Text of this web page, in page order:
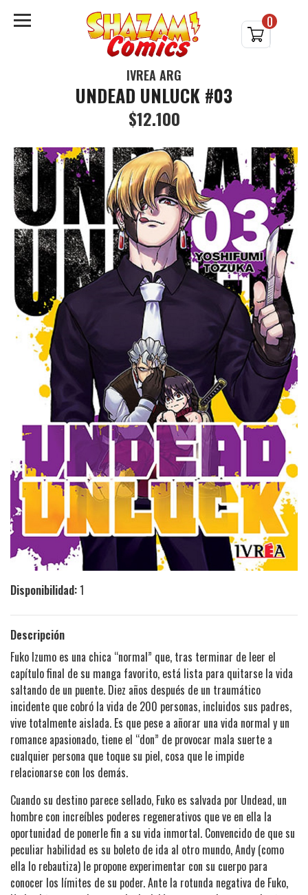
0
IVREA ARG
UNDEAD UNLUCK #03
$12.100
Disponibilidad:1
Descripción
Fuko Izumo es una chica “normal” que, tras terminar de leer el
capítulo final de su manga favorito, está lista para quitarse la vida
saltando de un puente. Diez años después de un traumático
incidente que cobró la vida de 200 personas, incluidos sus padres,
vive totalmente aislada. Es que pese a añorar una vida normal y un
romance apasionado, tiene el “don” de provocar mala suerte a
cualquier persona que toque su piel, cosa que le impide
relacionarse con los demás.
Cuando su destino parece sellado, Fuko es salvada por Undead, un
hombre con increíbles poderes regenerativos que ve en ella la
oportunidad de ponerle fin a su vida inmortal. Convencido de que su
peculiar habilidad es su boleto de ida al otro mundo, Andy (como
ella lo rebautiza) le propone experimentar con su cuerpo para
conocer los límites de su poder. Ante la rotunda negativa de Fuko,